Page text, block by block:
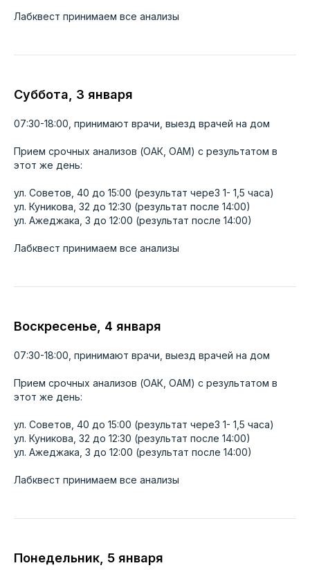
Лабквест принимаем все анализы
Суббота, 3 января
07:30-18:00, принимают врачи, выезд врачей на дом
Прием срочных анализов (ОАК, ОАМ) с результатом в
этот же день:
ул. Советов, 40 до 15:00 (результат чере3 1- 1,5 часа)
ул. Куникова, 32 до 12:30 (результат после 14:00)
ул. Ажеджака, 3 до 12:00 (результат после 14:00)
Лабквест принимаем все анализы
Воскресенье, 4 января
07:30-18:00, принимают врачи, выезд врачей на дом
Прием срочных анализов (ОАК, ОАМ) с результатом в
этот же день:
ул. Советов, 40 до 15:00 (результат чере3 1- 1,5 часа)
ул. Куникова, 32 до 12:30 (результат после 14:00)
ул. Ажеджака, 3 до 12:00 (результат после 14:00)
Лабквест принимаем все анализы
Понедельник, 5 января
ЗАПИШИТЕСЬ НА
ПРИЕМ ОНЛАЙН
Выберите удобного специалиста — займёт
Онлайн запись
ОНЛАЙН-ЗАПИСЬ
Подтвердим в течении 15
ЗДОРОВЬЕ НАЦИИ